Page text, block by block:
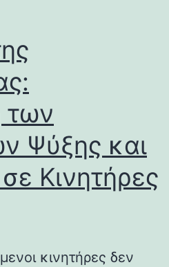
των
Ψύξης και
Κινητήρες
κινητήρες δεν